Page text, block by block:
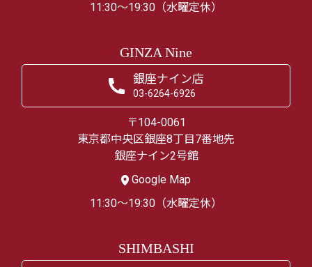
11:30～19:30（水曜定休）
GINZA Nine
銀座ナイン店
03-6264-6926
〒104-0061
東京都中央区銀座8丁目7番地先
銀座ナイン2号館
Google Map
11:30～19:30（水曜定休）
SHIMBASHI